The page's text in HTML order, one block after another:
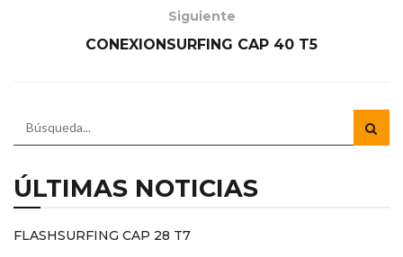
Siguiente
CONEXIONSURFING CAP 40 T5
ÚLTIMAS NOTICIAS
FLASHSURFING CAP 28 T7